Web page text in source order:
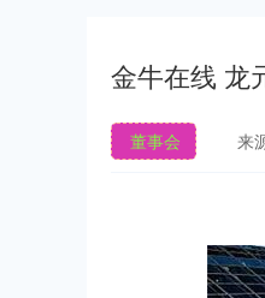
金牛在线 龙
董事会 来